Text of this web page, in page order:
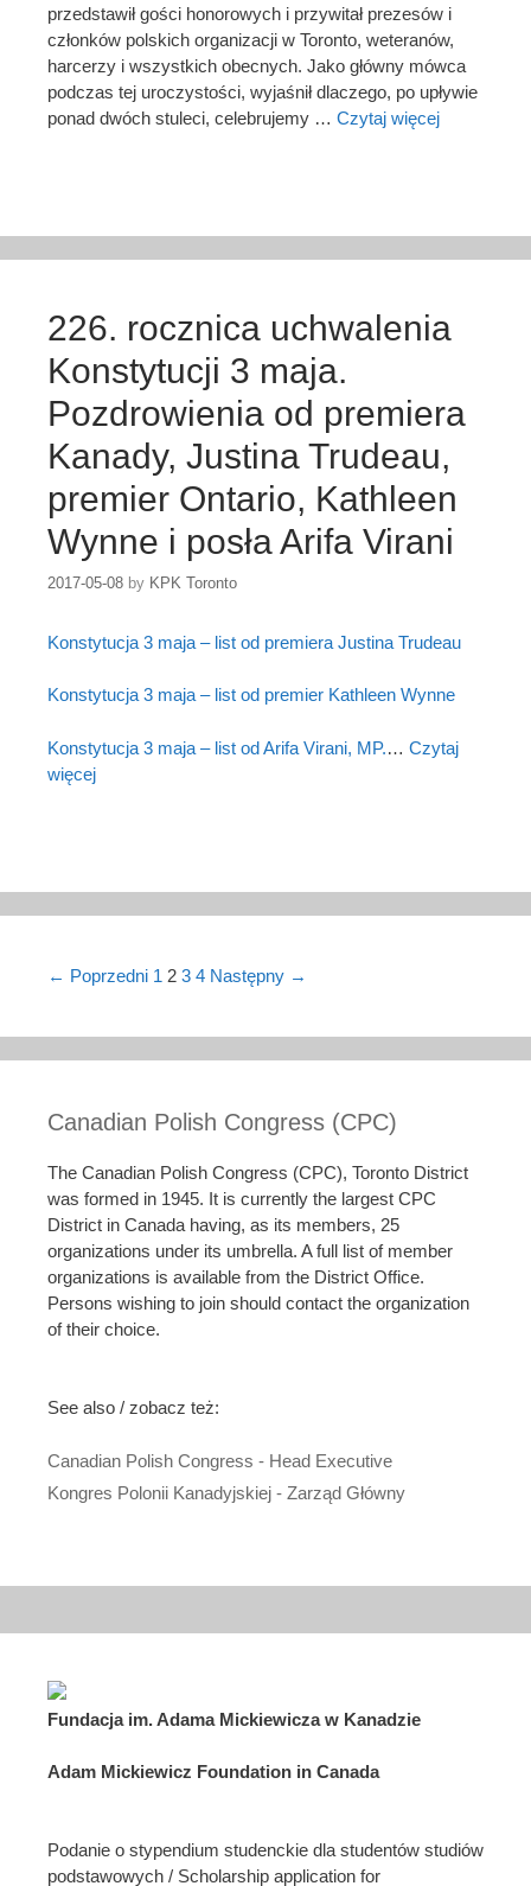
przedstawił gości honorowych i przywitał prezesów i
członków polskich organizacji w Toronto, weteranów,
harcerzy i wszystkich obecnych. Jako główny mówca
podczas tej uroczystości, wyjaśnił dlaczego, po upływie
ponad dwóch stuleci, celebrujemy … Czytaj więcej
226. rocznica uchwalenia
Konstytucji 3 maja.
Pozdrowienia od premiera
Kanady, Justina Trudeau,
premier Ontario, Kathleen
Wynne i posła Arifa Virani
2017-05-08 by KPK Toronto
Konstytucja 3 maja – list od premiera Justina Trudeau
Konstytucja 3 maja – list od premier Kathleen Wynne
Konstytucja 3 maja – list od Arifa Virani, MP.… Czytaj
więcej
Post navigation
← Poprzedni 1 2 3 4 Następny →
Canadian Polish Congress (CPC)
The Canadian Polish Congress (CPC), Toronto District
was formed in 1945. It is currently the largest CPC
District in Canada having, as its members, 25
organizations under its umbrella. A full list of member
organizations is available from the District Office.
Persons wishing to join should contact the organization
of their choice.
See also / zobacz też:
Canadian Polish Congress - Head Executive
Kongres Polonii Kanadyjskiej - Zarząd Główny
Fundacja im. Adama Mickiewicza w Kanadzie
Adam Mickiewicz Foundation in Canada
Podanie o stypendium studenckie dla studentów studiów
podstawowych / Scholarship application for